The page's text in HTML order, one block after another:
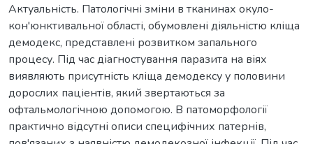
Актуальність. Патологічні зміни в тканинах окуло-
кон'юнктивальної області, обумовлені діяльністю кліща
демодекс, представлені розвитком запального
процесу. Під час діагностування паразита на віях
виявляють присутність кліща демодексу у половини
дорослих паціентів, який звертаються за
офтальмологічною допомогою. В патоморфології
практично відсутні описи специфічних патернів,